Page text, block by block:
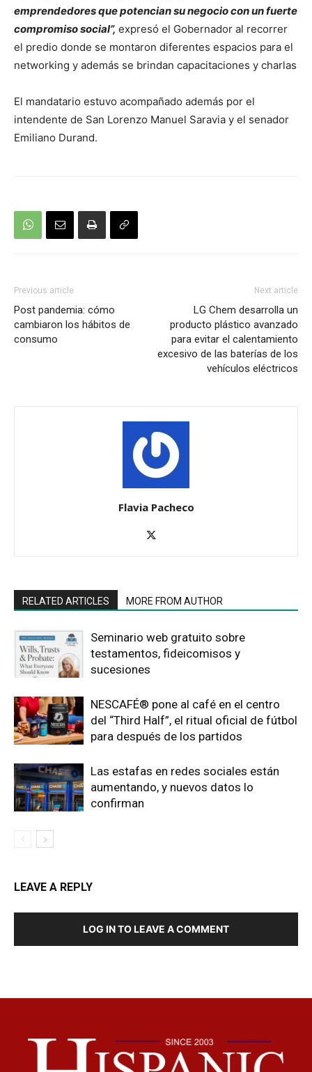
emprendedores que potencian su negocio con un fuerte
compromiso social”, expresó el Gobernador al recorrer
el predio donde se montaron diferentes espacios para el
networking y además se brindan capacitaciones y charlas
El mandatario estuvo acompañado además por el
intendente de San Lorenzo Manuel Saravia y el senador
Emiliano Durand.
Previous article
Post pandemia: cómo
cambiaron los hábitos de
consumo
Next article
LG Chem desarrolla un
producto plástico avanzado
para evitar el calentamiento
excesivo de las baterías de los
vehículos eléctricos
Flavia Pacheco
RELATED ARTICLES MORE FROM AUTHOR
Seminario web gratuito sobre
testamentos, fideicomisos y
sucesiones
NESCAFÉ® pone al café en el centro
del “Third Half”, el ritual oficial de fútbol
para después de los partidos
Las estafas en redes sociales están
aumentando, y nuevos datos lo
confirman
LEAVE A REPLY
LOG IN TO LEAVE A COMMENT